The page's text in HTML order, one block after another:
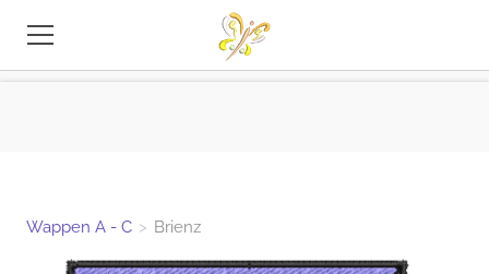
Wappen A - C > Brienz
KONTAKT